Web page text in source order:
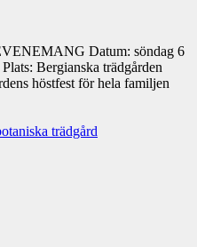
Datum: söndag 6
Bergianska trädgården
höstfest för hela familjen
trädgård